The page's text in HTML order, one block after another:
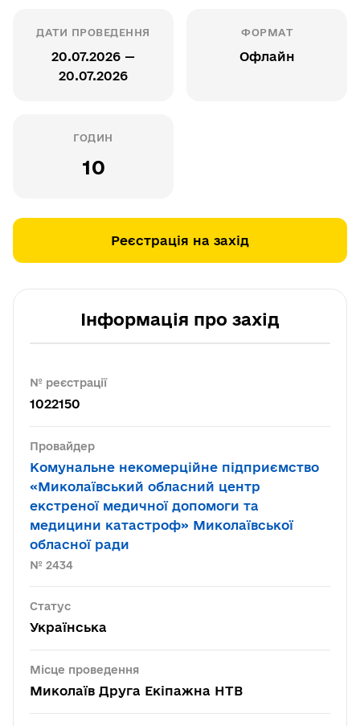
ДАТИ ПРОВЕДЕННЯ
20.07.2026 —
20.07.2026
ФОРМАТ
Офлайн
ГОДИН
10
Реєстрація на захід
Інформація про захід
№ реєстрації
1022150
Провайдер
Комунальне некомерційне підприємство
«Миколаївський обласний центр
екстреної медичної допомоги та
медицини катастроф» Миколаївської
обласної ради
№ 2434
Статус
Українська
Місце проведення
Миколаїв Друга Екіпажна НТВ